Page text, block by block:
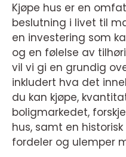
Kjøpe hus er en
beslutning i livet til
en investering som
og en følelse av
vil vi gi en grundig
inkludert hva det
du kan kjøpe,
boligmarkedet,
hus, samt en
fordeler og ulemper